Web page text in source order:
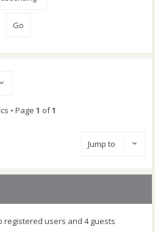
• Page 1 of1
Jump to
registered users and 4 guests